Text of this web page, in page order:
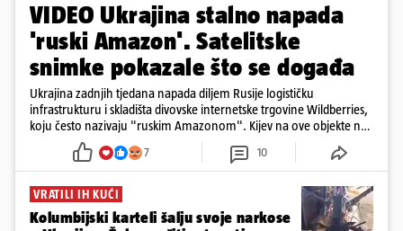
VIDEO Ukrajina stalno napada
'ruski Amazon'. Satelitske
snimke pokazale što se događa
Ukrajina zadnjih tjedana napada diljem Rusije logističku
infrastrukturu i skladišta divovske internetske trgovine Wildberries,
koju često nazivaju "ruskim Amazonom". Kijev na ove objekte ne
gleda samo kao na obična trgovačka skladišta, već tvrdi da ih ruske
snage koriste i za vojne potrebe, odnosno za skladištenje i
distribuciju dijelova za dronove i druge opreme koja se koristi u
ratu. S druge strane, napadi služe i kao izravan odgovor na ruska
bombardiranja ukrajinske poštanske i logističke infrastrukture te
kao način da se ekonomske posljedice rata prenesu dublje na ruski
7 10
VRATILI IH KUĆI
Kolumbijski karteli šalju svoje narkose